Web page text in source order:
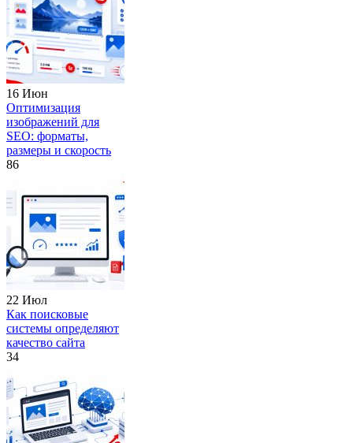
16 Июн
Оптимизация
изображений для
SEO: форматы,
размеры и скорость
86
22 Июл
Как поисковые
системы определяют
качество сайта
34